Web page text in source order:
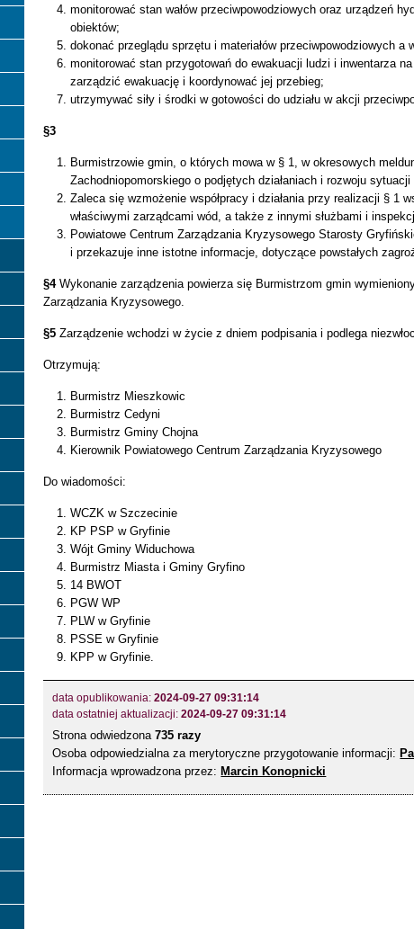
monitorować stan wałów przeciwpowodziowych oraz urządzeń
obiektów;
dokonać przeglądu sprzętu i materiałów przeciwpowodziowych a
monitorować stan przygotowań do ewakuacji ludzi i inwentarza
zarządzić ewakuację i koordynować jej przebieg;
utrzymywać siły i środki w gotowości do udziału w akcji
§3
Burmistrzowie gmin, o których mowa w § 1, w okresowych
Zachodniopomorskiego o podjętych działaniach i rozwoju
Zaleca się wzmożenie współpracy i działania przy realizacji § 1
właściwymi zarządcami wód, a także z innymi służbami i
Powiatowe Centrum Zarządzania Kryzysowego Starosty
i przekazuje inne istotne informacje, dotyczące powstałych
§4Wykonanie zarządzenia powierza się Burmistrzom gmin
Zarządzania Kryzysowego.
§5Zarządzenie wchodzi w życie z dniem podpisania i podlega
Otrzymują:
Burmistrz Mieszkowic
Burmistrz Cedyni
Burmistrz Gminy Chojna
Kierownik Powiatowego Centrum Zarządzania Kryzysowego
Do wiadomości:
WCZK w Szczecinie
KP PSP w Gryfinie
Wójt Gminy Widuchowa
Burmistrz Miasta i Gminy Gryfino
14 BWOT
PGW WP
PLW w Gryfinie
PSSE w Gryfinie
KPP w Gryfinie.
data opublikowania:2024-09-27 09:31:14
data ostatniej aktualizacji:2024-09-27 09:31:14
Strona odwiedzona735 razy
Osoba odpowiedzialna za merytoryczne przygotowanie informacji:
Informacja wprowadzona przez: Marcin Konopnicki